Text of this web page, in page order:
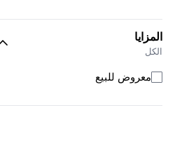
المزايا
الكل
معروض للبيع